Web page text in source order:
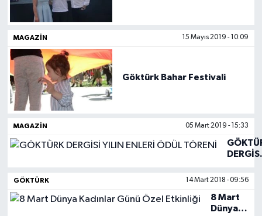
MAGAZIN 15 Mayıs 2019 - 10:09
Göktürk Bahar Festivali
MAGAZIN 05 Mart 2019 - 15:33
DERGİSİ
ENLERİ
TÖRENİ
GÖKTÜRK 14 Mart 2018 - 09:56
8 Mart
Dünya